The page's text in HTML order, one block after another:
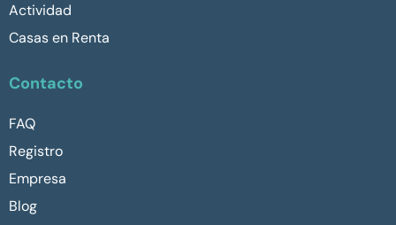
Actividad
Casas en Renta
Contacto
FAQ
Registro
Empresa
Blog